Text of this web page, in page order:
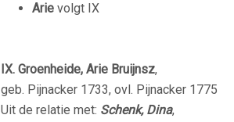
Arie volgt IX
IX. Groenheide, Arie Bruijnsz,
geb. Pijnacker 1733, ovl. Pijnacker 1775
Uit de relatie met: Schenk, Dina,